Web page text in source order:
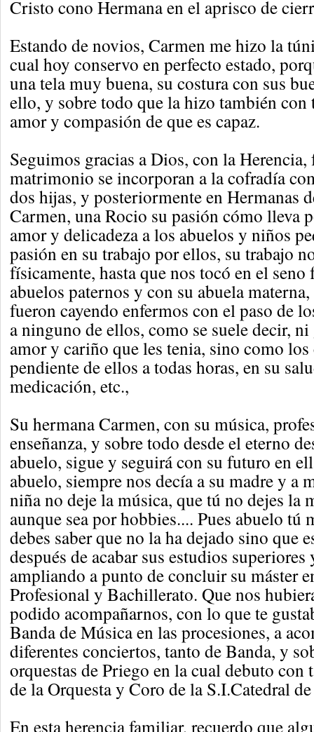
Cristo cono Hermana en el aprisco de
Estando de novios, Carmen me hizo la
cual hoy conservo en perfecto estado,
una tela muy buena, su costura con sus
ello, y sobre todo que la hizo también
amor y compasión de que es capaz.
Seguimos gracias a Dios, con la
matrimonio se incorporan a la cofradía
dos hijas, y posteriormente en Hermanas
Carmen, una Rocio su pasión cómo lleva
amor y delicadeza a los abuelos y niños
pasión en su trabajo por ellos, su trabajo
físicamente, hasta que nos tocó en el
abuelos paternos y con su abuela
fueron cayendo enfermos con el paso de
a ninguno de ellos, como se suele decir,
amor y cariño que les tenia, sino como
pendiente de ellos a todas horas, en su
medicación, etc.,
Su hermana Carmen, con su música,
enseñanza, y sobre todo desde el eterno
abuelo, sigue y seguirá con su futuro en
abuelo, siempre nos decía a su madre y a
niña no deje la música, que tú no dejes la
aunque sea por hobbies.... Pues abuelo tú
debes saber que no la ha dejado sino que
después de acabar sus estudios superiores
ampliando a punto de concluir su máster
Profesional y Bachillerato. Que nos
podido acompañarnos, con lo que te
Banda de Música en las procesiones, a
diferentes conciertos, tanto de Banda, y
orquestas de Priego en la cual debuto con
de la Orquesta y Coro de la S.I.Catedral
En esta herencia familiar, recuerdo que